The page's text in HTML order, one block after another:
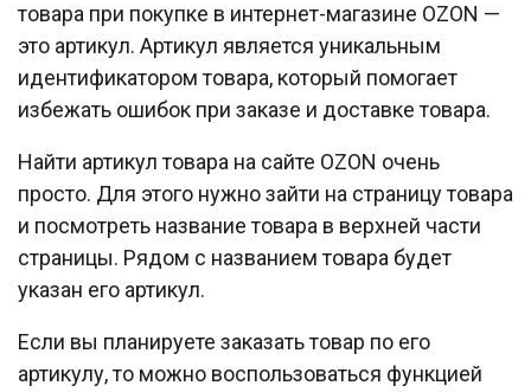
товара при покупке в интернет-магазине OZON —
это артикул. Артикул является уникальным
идентификатором товара, который помогает
избежать ошибок при заказе и доставке товара.
Найти артикул товара на сайте OZON очень
просто. Для этого нужно зайти на страницу товара
и посмотреть название товара в верхней части
страницы. Рядом с названием товара будет
указан его артикул.
Если вы планируете заказать товар по его
артикулу, то можно воспользоваться функцией